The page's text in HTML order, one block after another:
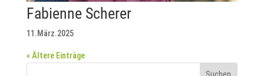
Fabienne Scherer
11.März.2025
« Ältere Einträge